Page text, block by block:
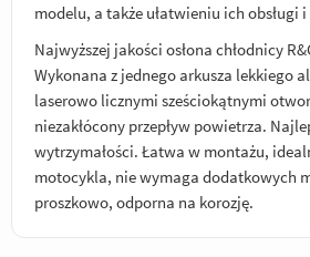
modelu, a także ułatwieniu ich obsługi
Najwyższej jakości osłona chłodnicy
Wykonana z jednego arkusza lekkiego
laserowo licznymi sześciokątnymi
niezakłócony przepływ powietrza.
wytrzymałości. Łatwa w montażu,
motocykla, nie wymaga dodatkowych
proszkowo, odporna na korozję.